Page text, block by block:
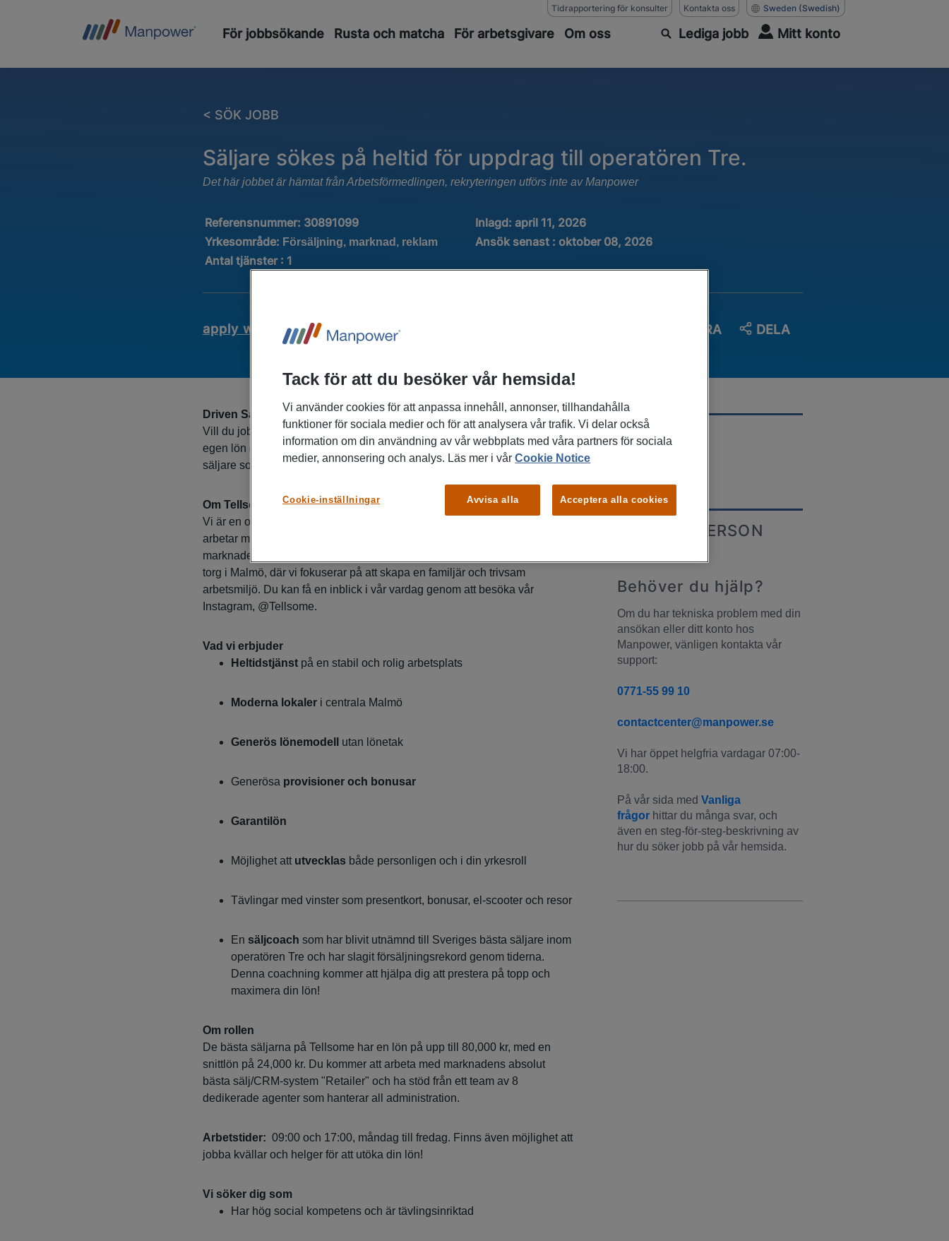
Tidrapportering för konsulter Kontakta oss Sweden (Swedish)
För jobbsökande Rusta och matcha För arbetsgivare Om oss Lediga jobb Mitt konto
< SÖK JOBB
Säljare sökes på heltid för uppdrag till operatören Tre.
Det här jobbet är hämtat från Arbetsförmedlingen, rekryteringen utförs inte av Manpower
Referensnummer: 30891099 Inlagd: april 11, 2026
Yrkesområde: Försäljning, marknad, reklam
Ansök senast : oktober 08, 2026
Antal tjänster : 1
apply with company as SPARA DELA
Driven Säljare till Tellsome i Malmö.
Vill du jobba i en inspirerande miljö där du får möjlighet att påverka din
egen lön och utvecklas i din yrkesroll? Tellsome söker nu entusiastiska
säljare som vill vara med och växa tillsammans med oss!
Om Tellsome
Vi är en oberoende återförsäljare inom mobil telekommunikation som
arbetar med direktförsäljning mot konsumenter på den svenska
marknaden. Våra ljusa och moderna lokaler är belägna precis bakom Lilla
torg i Malmö, där vi fokuserar på att skapa en familjär och trivsam
arbetsmiljö. Du kan få en inblick i vår vardag genom att besöka vår
Instagram, @Tellsome.
Vad vi erbjuder
Heltidstjänstpå en stabil och rolig arbetsplats
Moderna lokaleri centrala Malmö
Generös lönemodell utan lönetak
Generösa provisioner och bonusar
Garantilön
Möjlighet att utvecklasbåde personligen och i din yrkesroll
Tävlingar med vinster som presentkort, bonusar, el-scooter och resor
En säljcoach som har blivit utnämnd till Sveriges bästa säljare inom
operatören Tre och har slagit försäljningsrekord genom tiderna.
Denna coachning kommer att hjälpa dig att prestera på topp och
maximera din lön!
Om rollen
De bästa säljarna på Tellsome har en lön på upp till 80,000 kr, med en
snittlön på 24,000 kr. Du kommer att arbeta med marknadens absolut
bästa sälj/CRM-system "Retailer" och ha stöd från ett team av 8
dedikerade agenter som hanterar all administration.
Arbetstider: 09:00 och 17:00, måndag till fredag. Finns även möjlighet att
jobba kvällar och helger för att utöka din lön!
Vi söker dig som
Har hög social kompetens och är tävlingsinriktad
PLATS
KONTAKTPERSON
Behöver du hjälp?
Om du har tekniska problem med din
ansökan eller ditt konto hos
Manpower, vänligen kontakta vår
support:
0771-55 99 10
contactcenter@manpower.se
Vi har öppet helgfria vardagar 07:00-
18:00.
På vår sida med Vanliga
frågor hittar du många svar, och
även en steg-för-steg-beskrivning av
hur du söker jobb på vår hemsida.
Tack för att du besöker vår hemsida!
Vi använder cookies för att anpassa innehåll, annonser, tillhandahålla
funktioner för sociala medier och för att analysera vår trafik. Vi delar också
information om din användning av vår webbplats med våra partners för sociala
medier, annonsering och analys. Läs mer i vårCookie Notice
Avvisa alla Acceptera alla cookies
Cookie-inställningar